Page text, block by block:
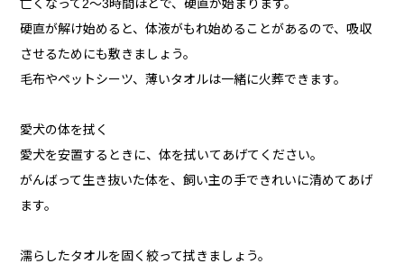
亡くなって2～3時間ほどで、硬直が始まります。
硬直が解け始めると、体液がもれ始めることがあるので、吸収
させるためにも敷きましょう。
毛布やペットシーツ、薄いタオルは一緒に火葬できます。
愛犬の体を拭く
愛犬を安置するときに、体を拭いてあげてください。
がんばって生き抜いた体を、飼い主の手できれいに清めてあげ
ます。
濡らしたタオルを固く絞って拭きましょう。